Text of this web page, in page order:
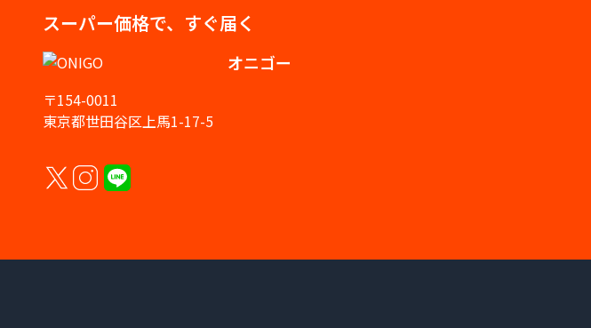
スーパー価格で、すぐ届く
オニゴー
〒154-0011
東京都世田谷区上馬1-17-5